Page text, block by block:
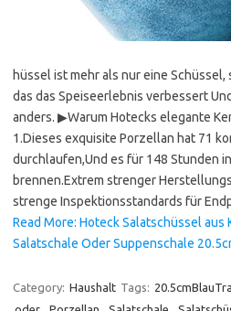
hüssel ist mehr als nur eine Schüssel,
das das Speiseerlebnis verbessert
anders. ▶Warum Hotecks elegante
1.Dieses exquisite Porzellan hat 71
durchlaufen,Und es für 148 Stunden
brennen.Extrem strenger
strenge Inspektionsstandards für
Read More: Hoteck Salatschüssel aus
Salatschale Oder Suppenschale
Category: Haushalt Tags: